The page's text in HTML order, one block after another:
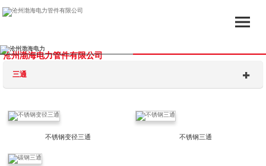
沧州渤海电力管件有限公司
三通
不锈钢变径三通 不锈钢三通